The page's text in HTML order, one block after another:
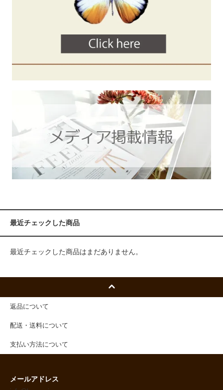
最近チェックした商品
最近チェックした商品はまだありません。
返品について
配送・送料について
支払い方法について
メールアドレス